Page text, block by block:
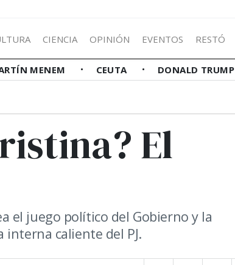
CIENCIA OPINIÓN EVENTOS RESTÓ
MENEM CEUTA DONALD TRUMP
El
el juego político del Gobierno y la
interna caliente del PJ.